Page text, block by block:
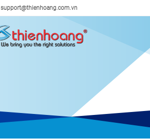
support@thienhoang.com.vn